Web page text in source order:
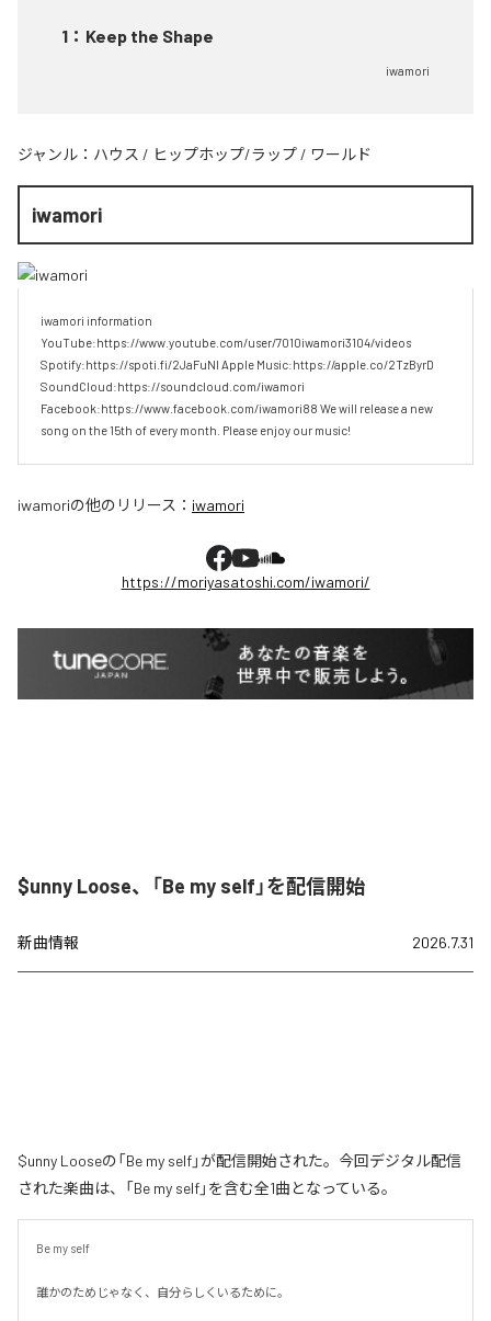
1 ： Keep the Shape
iwamori
ジャンル： ハウス / ヒップホップ/ラップ / ワールド
iwamori
iwamori information
YouTube:https://www.youtube.com/user/7010iwamori3104/videos
Spotify:https://spoti.fi/2JaFuNl Apple Music:https://apple.co/2TzByrD
SoundCloud:https://soundcloud.com/iwamori
Facebook:https://www.facebook.com/iwamori88 We will release a new
song on the 15th of every month. Please enjoy our music!
iwamoriの他のリリース： iwamori
https://moriyasatoshi.com/iwamori/
$unny Loose、「Be my self」を配信開始
新曲情報 2026.7.31
$unny Looseの「Be my self」が配信開始された。今回デジタル配信
された楽曲は、「Be my self」を含む全1曲となっている。
Be my self
誰かのためじゃなく、自分らしくいるために。